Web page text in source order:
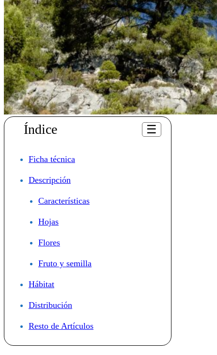
Índice ☰
Ficha técnica
Descripción
Características
Hojas
Flores
Fruto y semilla
Hábitat
Distribución
Resto de Artículos